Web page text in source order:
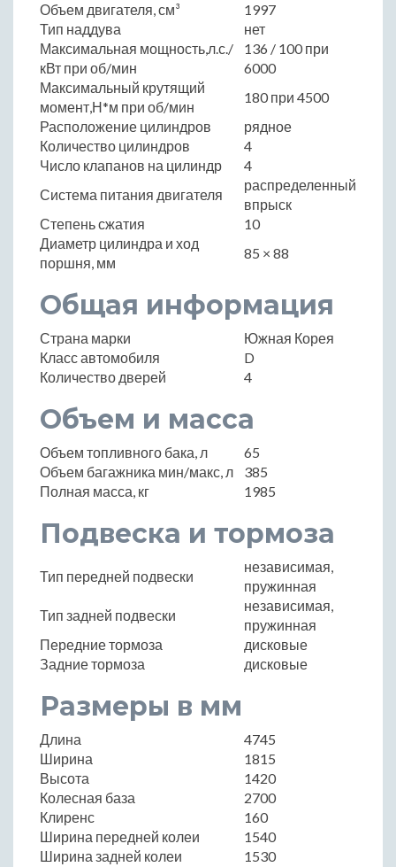
Объем двигателя, см³
1997
Тип наддува
нет
Максимальная мощность,л.с./
кВт при об/мин
136 / 100 при
6000
Максимальный крутящий
момент,Н*м при об/мин
180 при 4500
Расположение цилиндров
рядное
Количество цилиндров
4
Число клапанов на цилиндр
4
Система питания двигателя
распределенный
впрыск
Степень сжатия
10
Диаметр цилиндра и ход
поршня, мм
85 × 88
Общая информация
Страна марки
Южная Корея
Класс автомобиля
D
Количество дверей
4
Объем и масса
Объем топливного бака, л
65
Объем багажника мин/макс, л
385
Полная масса, кг
1985
Подвеска и тормоза
Тип передней подвески
независимая,
пружинная
Тип задней подвески
независимая,
пружинная
Передние тормоза
дисковые
Задние тормоза
дисковые
Размеры в мм
Длина
4745
Ширина
1815
Высота
1420
Колесная база
2700
Клиренс
160
Ширина передней колеи
1540
Ширина задней колеи
1530